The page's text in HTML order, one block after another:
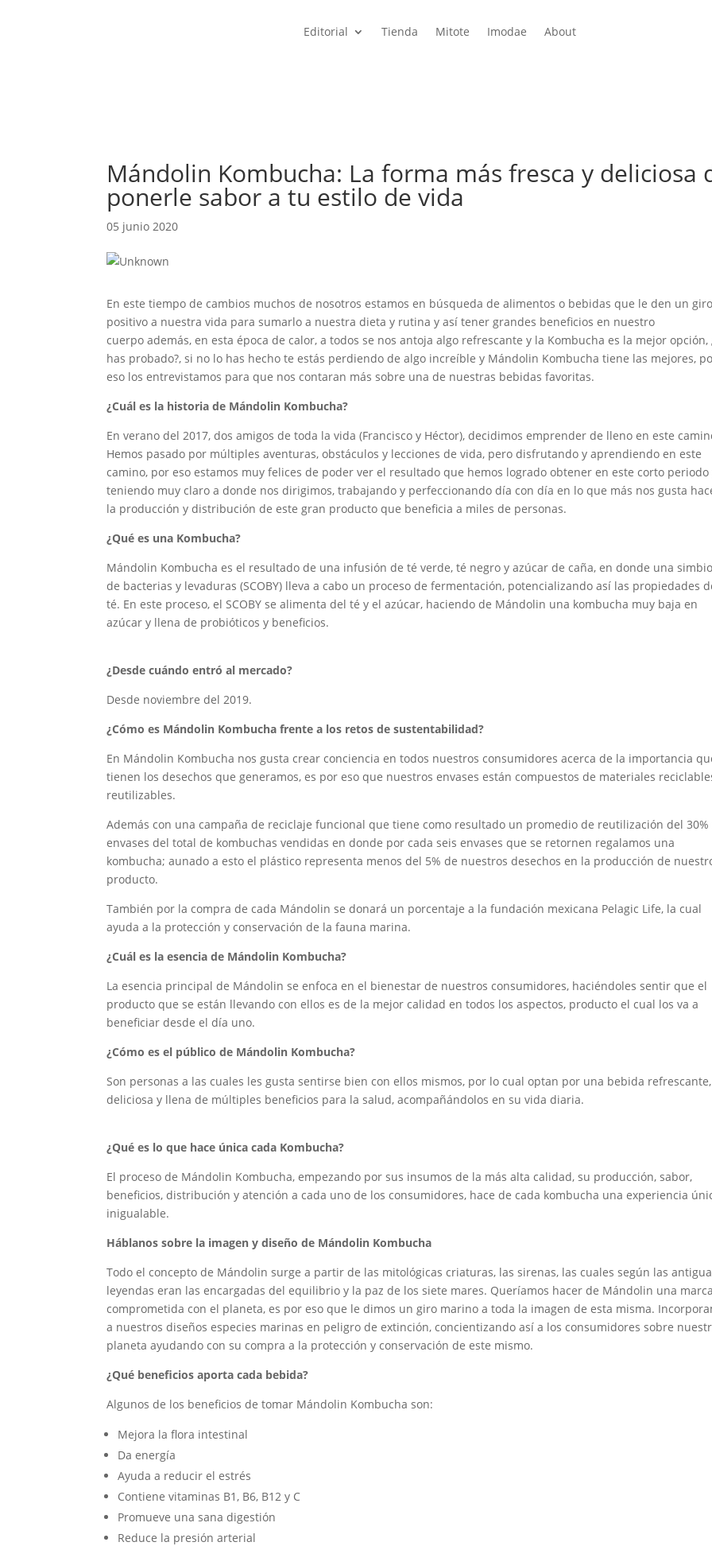
Editorial Tienda Mitote Imodae About
Mándolin Kombucha: La forma más fresca y deliciosa
ponerle sabor a tu estilo de vida
05 junio 2020
En este tiempo de cambios muchos de nosotros estamos en búsqueda de alimentos o bebidas que le den un giro
positivo a nuestra vida para sumarlo a nuestra dieta y rutina y así tener grandes beneficios en nuestro
cuerpo además, en esta época de calor, a todos se nos antoja algo refrescante y la Kombucha es la mejor opción,
has probado?, si no lo has hecho te estás perdiendo de algo increíble y Mándolin Kombucha tiene las mejores,
eso los entrevistamos para que nos contaran más sobre una de nuestras bebidas favoritas.
¿Cuál es la historia de Mándolin Kombucha?
En verano del 2017, dos amigos de toda la vida (Francisco y Héctor), decidimos emprender de lleno en este
Hemos pasado por múltiples aventuras, obstáculos y lecciones de vida, pero disfrutando y aprendiendo en este
camino, por eso estamos muy felices de poder ver el resultado que hemos logrado obtener en este corto periodo
teniendo muy claro a donde nos dirigimos, trabajando y perfeccionando día con día en lo que más nos gusta
la producción y distribución de este gran producto que beneficia a miles de personas.
¿Qué es una Kombucha?
Mándolin Kombucha es el resultado de una infusión de té verde, té negro y azúcar de caña, en donde una
de bacterias y levaduras (SCOBY) lleva a cabo un proceso de fermentación, potencializando así las propiedades
té. En este proceso, el SCOBY se alimenta del té y el azúcar, haciendo de Mándolin una kombucha muy baja en
azúcar y llena de probióticos y beneficios.
¿Desde cuándo entró al mercado?
Desde noviembre del 2019.
¿Cómo es Mándolin Kombucha frente a los retos de sustentabilidad?
En Mándolin Kombucha nos gusta crear conciencia en todos nuestros consumidores acerca de la importancia
tienen los desechos que generamos, es por eso que nuestros envases están compuestos de materiales
reutilizables.
Además con una campaña de reciclaje funcional que tiene como resultado un promedio de reutilización del 30%
envases del total de kombuchas vendidas en donde por cada seis envases que se retornen regalamos una
kombucha; aunado a esto el plástico representa menos del 5% de nuestros desechos en la producción de
producto.
También por la compra de cada Mándolin se donará un porcentaje a la fundación mexicana Pelagic Life, la cual
ayuda a la protección y conservación de la fauna marina.
¿Cuál es la esencia de Mándolin Kombucha?
La esencia principal de Mándolin se enfoca en el bienestar de nuestros consumidores, haciéndoles sentir que el
producto que se están llevando con ellos es de la mejor calidad en todos los aspectos, producto el cual los va a
beneficiar desde el día uno.
¿Cómo es el público de Mándolin Kombucha?
Son personas a las cuales les gusta sentirse bien con ellos mismos, por lo cual optan por una bebida refrescante,
deliciosa y llena de múltiples beneficios para la salud, acompañándolos en su vida diaria.
¿Qué es lo que hace única cada Kombucha?
El proceso de Mándolin Kombucha, empezando por sus insumos de la más alta calidad, su producción, sabor,
beneficios, distribución y atención a cada uno de los consumidores, hace de cada kombucha una experiencia
inigualable.
Háblanos sobre la imagen y diseño de Mándolin Kombucha
Todo el concepto de Mándolin surge a partir de las mitológicas criaturas, las sirenas, las cuales según las
leyendas eran las encargadas del equilibrio y la paz de los siete mares. Queríamos hacer de Mándolin una marca
comprometida con el planeta, es por eso que le dimos un giro marino a toda la imagen de esta misma.
a nuestros diseños especies marinas en peligro de extinción, concientizando así a los consumidores sobre
planeta ayudando con su compra a la protección y conservación de este mismo.
¿Qué beneficios aporta cada bebida?
Algunos de los beneficios de tomar Mándolin Kombucha son:
Mejora la flora intestinal
Da energía
Ayuda a reducir el estrés
Contiene vitaminas B1, B6, B12 y C
Promueve una sana digestión
Reduce la presión arterial